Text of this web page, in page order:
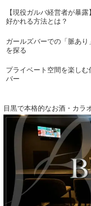
【現役ガルバ経営者が暴
好かれる方法とは？
ガールズバーでの「脈あ
を探る
プライベート空間を楽し
バー
目黒で本格的なお酒・カラ